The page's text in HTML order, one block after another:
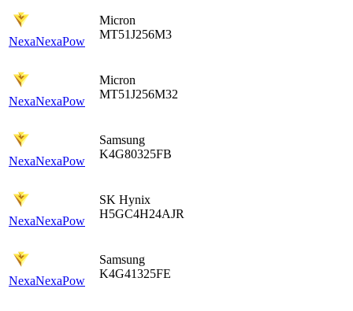
NexaNexaPow
Micron
MT51J256M3
NexaNexaPow
Micron
MT51J256M32
NexaNexaPow
Samsung
K4G80325FB
NexaNexaPow
SK Hynix
H5GC4H24AJR
NexaNexaPow
Samsung
K4G41325FE